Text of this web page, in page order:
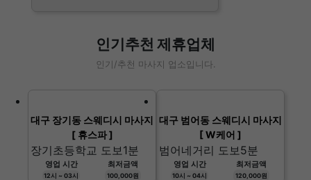
인기추천 제휴업체
인기/추천 마사지 업소입니다.
대구 장기동 스웨디시 마사지
[ 휴스파 ]
장기초등학교 도보1분
영업 시간
12시 ~ 03시
최저금액
100,000원
대구 범어동 스웨디시 마사지
[ W케어 ]
범어네거리 도보5분
영업 시간
10시 ~ 04시
최저금액
120,000원